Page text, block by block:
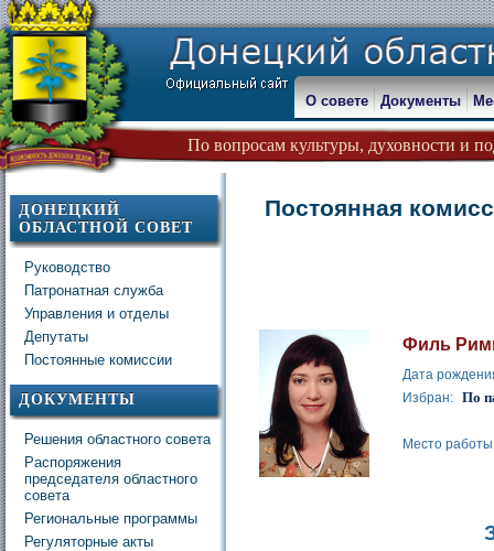
По вопросам культуры, духовности и
О совете Документы
ДОНЕЦКИЙ
ОБЛАСТНОЙ СОВЕТ
Руководство
Патронатная служба
Управления и отделы
Депутаты
Постоянные комиссии
ДОКУМЕНТЫ
Решения областного совета
Распоряжения
председателя областного
совета
Региональные программы
Регуляторные акты
Постоянная
Филь
Дата
Избран: По
Место